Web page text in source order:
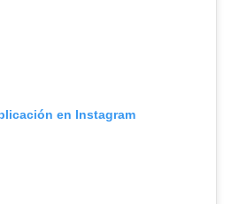
en Instagram